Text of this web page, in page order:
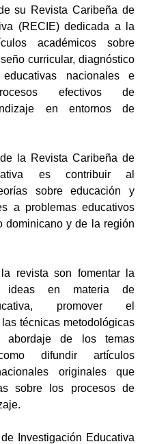
su Revista Caribeña de
(RECIE) dedicada a la
académicos sobre
curricular, diagnóstico
nacionales e
efectivos de
en entornos de
la Revista Caribeña de
es contribuir al
sobre educación y
a problemas educativos
dominicano y de la región
revista son fomentar la
ideas en materia de
promover el
técnicas metodológicas
abordaje de los temas
difundir artículos
originales que
sobre los procesos de
Investigación Educativa